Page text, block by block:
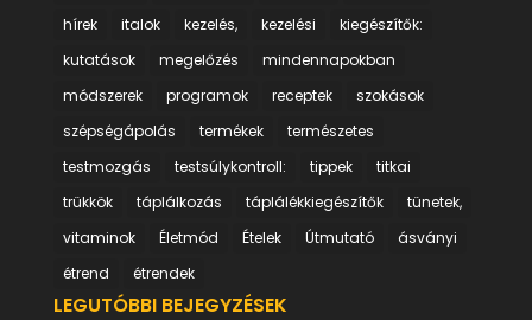
hírek
italok kezelés, kezelési
kiegészítők:
kutatások
megelőzés
mindennapokban
módszerek
programok receptek
szokások
szépségápolás
termékek
természetes
testmozgás
testsúlykontroll: tippek
titkai
trükkök
táplálkozás táplálékkiegészítők
tünetek,
vitaminok
Életmód Ételek Útmutató
ásványi
étrend
étrendek
LEGUTÓBBI BEJEGYZÉSEK